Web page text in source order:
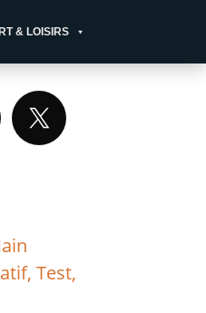
& LOISIRS
Test,